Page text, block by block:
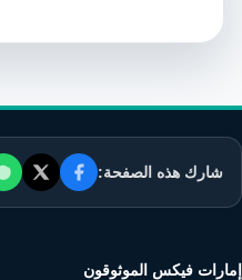
شارك هذه الصفحة:
إمارات فيكس الموثوقون